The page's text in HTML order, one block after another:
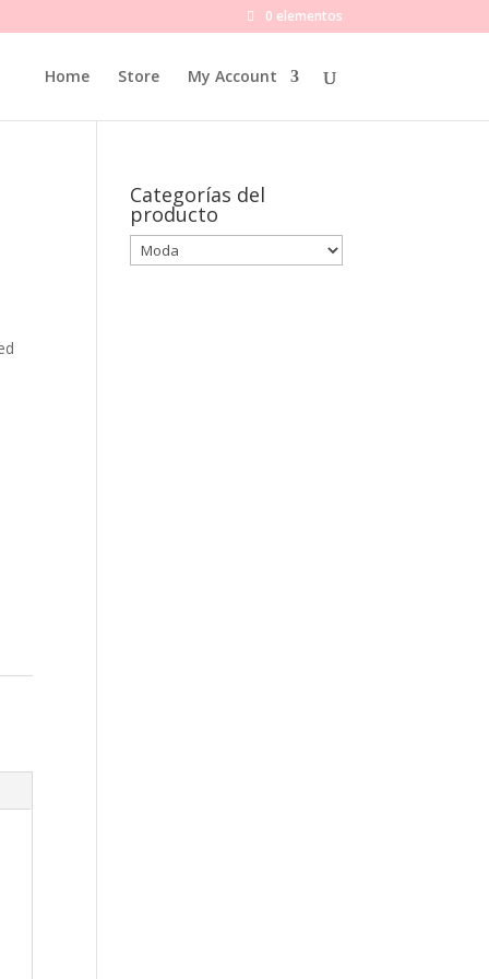
0 elementos
Home Store My Account
Categorías del
producto